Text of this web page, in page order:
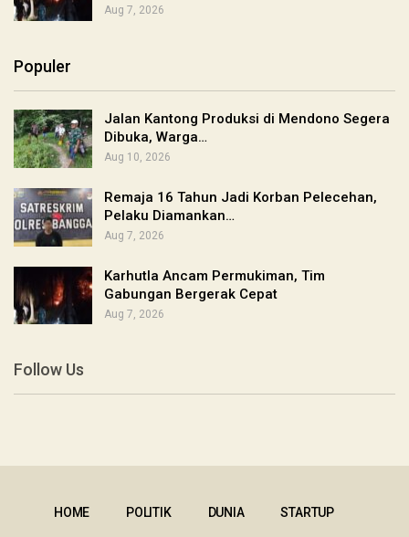
Aug 7, 2026
Populer
Jalan Kantong Produksi di Mendono Segera
Dibuka, Warga…
Aug 10, 2026
Remaja 16 Tahun Jadi Korban Pelecehan,
Pelaku Diamankan…
Aug 7, 2026
Karhutla Ancam Permukiman, Tim
Gabungan Bergerak Cepat
Aug 7, 2026
Follow Us
HOME POLITIK DUNIA STARTUP